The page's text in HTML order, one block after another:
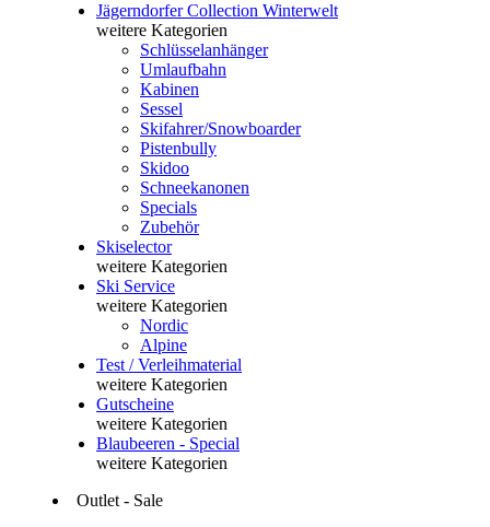
Jägerndorfer Collection Winterwelt
weitere Kategorien
Schlüsselanhänger
Umlaufbahn
Kabinen
Sessel
Skifahrer/Snowboarder
Pistenbully
Skidoo
Schneekanonen
Specials
Zubehör
Skiselector
weitere Kategorien
Ski Service
weitere Kategorien
Nordic
Alpine
Test / Verleihmaterial
weitere Kategorien
Gutscheine
weitere Kategorien
Blaubeeren - Special
weitere Kategorien
Outlet - Sale